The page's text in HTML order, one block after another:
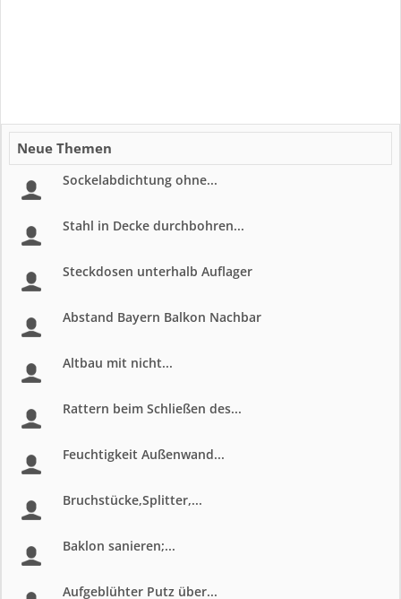
Neue Themen
Sockelabdichtung ohne...
Stahl in Decke durchbohren...
Steckdosen unterhalb Auflager
Abstand Bayern Balkon Nachbar
Altbau mit nicht...
Rattern beim Schließen des...
Feuchtigkeit Außenwand...
Bruchstücke,Splitter,...
Baklon sanieren;...
Aufgeblühter Putz über...